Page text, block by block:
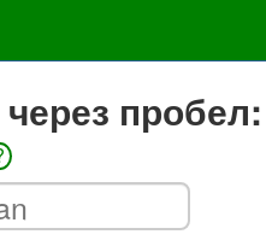
пробел: